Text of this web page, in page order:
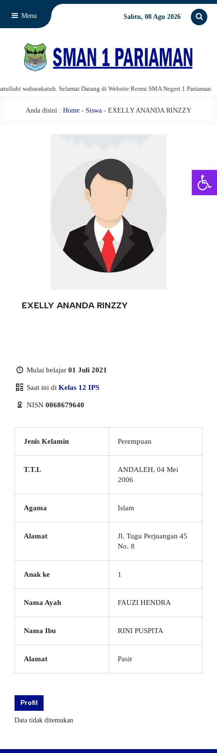
Menu Sabtu, 08 Agu 2026
wabarakatuh. Selamat Datang di Website Resmi SMA Negeri 1 Pariaman.
Anda disini : Home - Siswa - EXELLY ANANDA RINZZY
EXELLY ANANDA RINZZY
Mulai belajar 01 Juli 2021
Saat ini di Kelas 12 IPS
NISN 0068679640
Jenis Kelamin Perempuan
T.T.L
ANDALEH, 04 Mei
2006
Agama Islam
Alamat
Jl. Tugu Perjuangan 45
No. 8
Anak ke 1
Nama Ayah FAUZI HENDRA
Nama Ibu RINI PUSPITA
Alamat Pasir
Profil
Data tidak ditemukan